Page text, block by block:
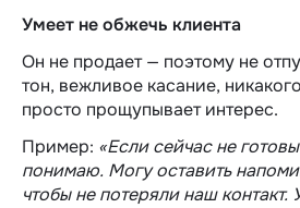
Умеет не обжечь клиента
Он не продает — поэтому не
тон, вежливое касание,
просто прощупывает интерес.
Пример: «Если сейчас не
понимаю. Могу оставить
чтобы не потеряли наш контакт.